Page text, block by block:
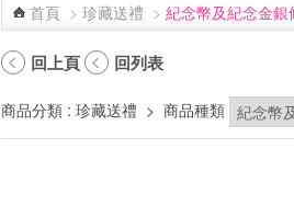
首頁 > 珍藏送禮 > 紀念幣及紀念金銀
回上頁 回列表
商品分類 : 珍藏送禮 > 商品種類